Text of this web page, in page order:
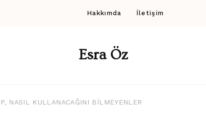
Hakkımda İletişim
Esra Öz
NASIL KULLANACAĞINI BİLMEYENLER